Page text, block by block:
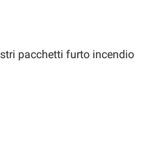
pacchetti furto incendio
fornendoti un acquisto